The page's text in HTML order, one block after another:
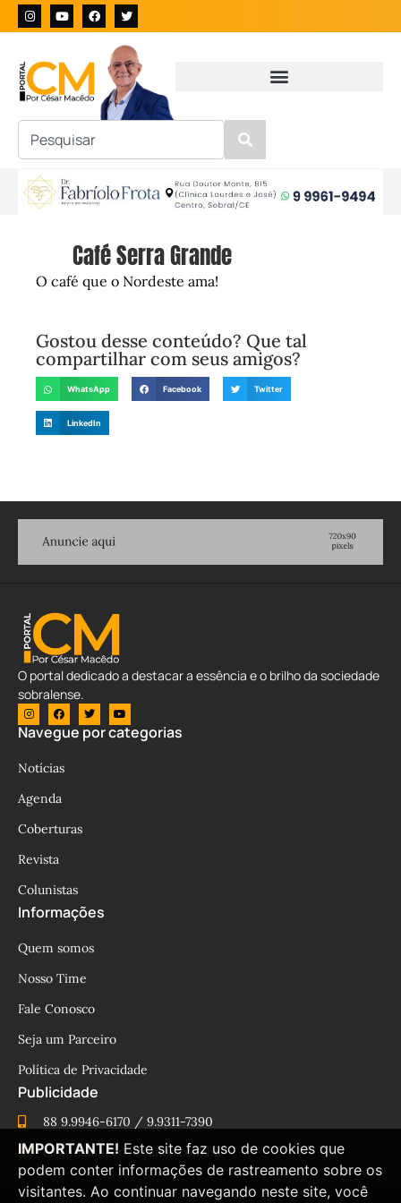
Café Serra Grande
O café que o Nordeste ama!
Gostou desse conteúdo? Que tal
compartilhar com seus amigos?
WhatsApp Facebook Twitter
LinkedIn
O portal dedicado a destacar a essência e o brilho da sociedade
sobralense.
Navegue por categorias
Notícias
Agenda
Coberturas
Revista
Colunistas
Informações
Quem somos
Nosso Time
Fale Conosco
Seja um Parceiro
Política de Privacidade
Publicidade
88 9.9946-6170 / 9.9311-7390
cesinhamacedo@yahoo.com.br
IMPORTANTE! Este site faz uso de cookies que
podem conter informações de rastreamento sobre os
visitantes. Ao continuar navegando neste site, você